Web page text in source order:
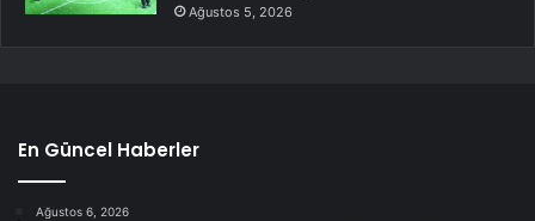
Ağustos 5, 2026
En Güncel Haberler
Ağustos 6, 2026